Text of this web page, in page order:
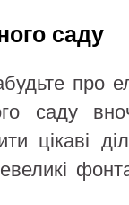
саду
про
саду
цікаві